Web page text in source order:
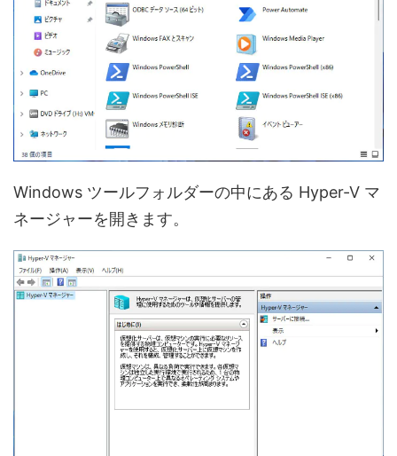
Windows ツールフォルダーの中にある Hyper-V マ
ネージャーを開きます。